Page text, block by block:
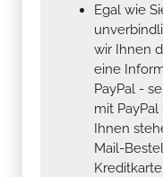
Egal wie
wir Ihnen
eine
PayPal -
mit PayPal
Ihnen
Mail-